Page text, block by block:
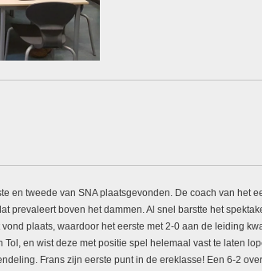
en tweede van SNA plaatsgevonden. De coach van het
prevaleert boven het dammen. Al snel barstte het
plaats, waardoor het eerste met 2-0 aan de leiding
en wist deze met positie spel helemaal vast te laten
Frans zijn eerste punt in de ereklasse! Een 6-2